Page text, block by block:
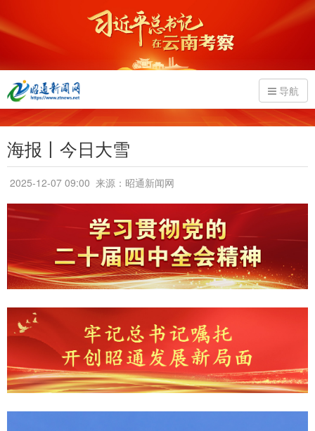
导航
海报丨今日大雪
2025-12-07 09:00 来源：昭通新闻网